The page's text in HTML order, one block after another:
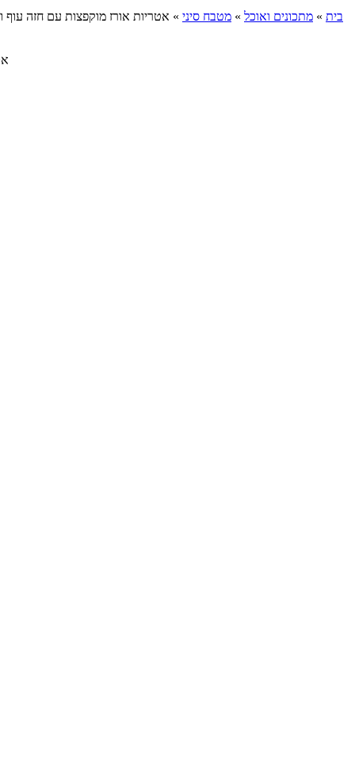
בית » מתכונים ואוכל » מטבח סיני » אטריות אורז מוקפצות עם חזה עוף